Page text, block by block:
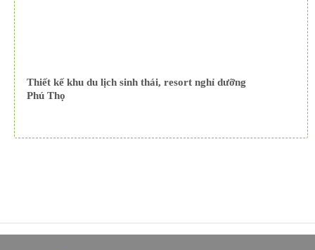
Thiết kế khu du lịch sinh thái, resort nghỉ dưỡng
Phú Thọ